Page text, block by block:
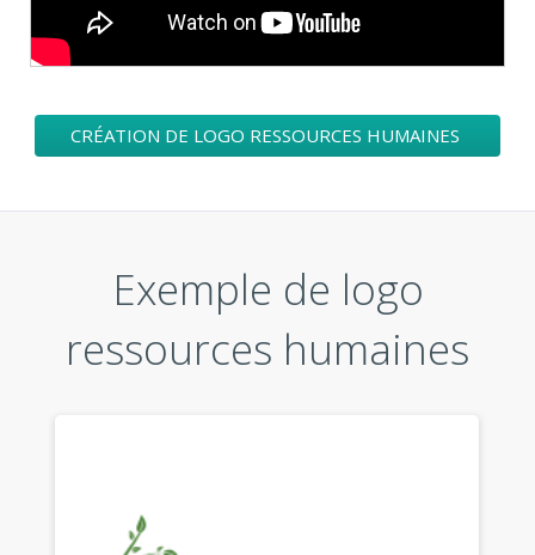
CRÉATION DE LOGO RESSOURCES HUMAINES
Exemple de logo
ressources humaines